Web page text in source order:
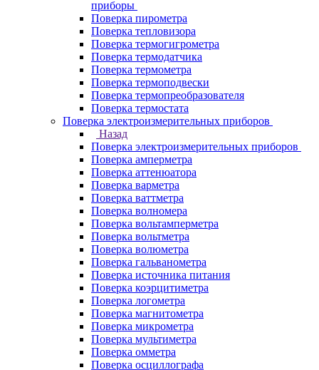
приборы
Поверка пирометра
Поверка тепловизора
Поверка термогигрометра
Поверка термодатчика
Поверка термометра
Поверка термоподвески
Поверка термопреобразователя
Поверка термостата
Поверка электроизмерительных приборов
Назад
Поверка электроизмерительных приборов
Поверка амперметра
Поверка аттенюатора
Поверка варметра
Поверка ваттметра
Поверка волномера
Поверка вольтамперметра
Поверка вольтметра
Поверка волюметра
Поверка гальванометра
Поверка источника питания
Поверка коэрцитиметра
Поверка логометра
Поверка магнитометра
Поверка микрометра
Поверка мультиметра
Поверка омметра
Поверка осциллографа